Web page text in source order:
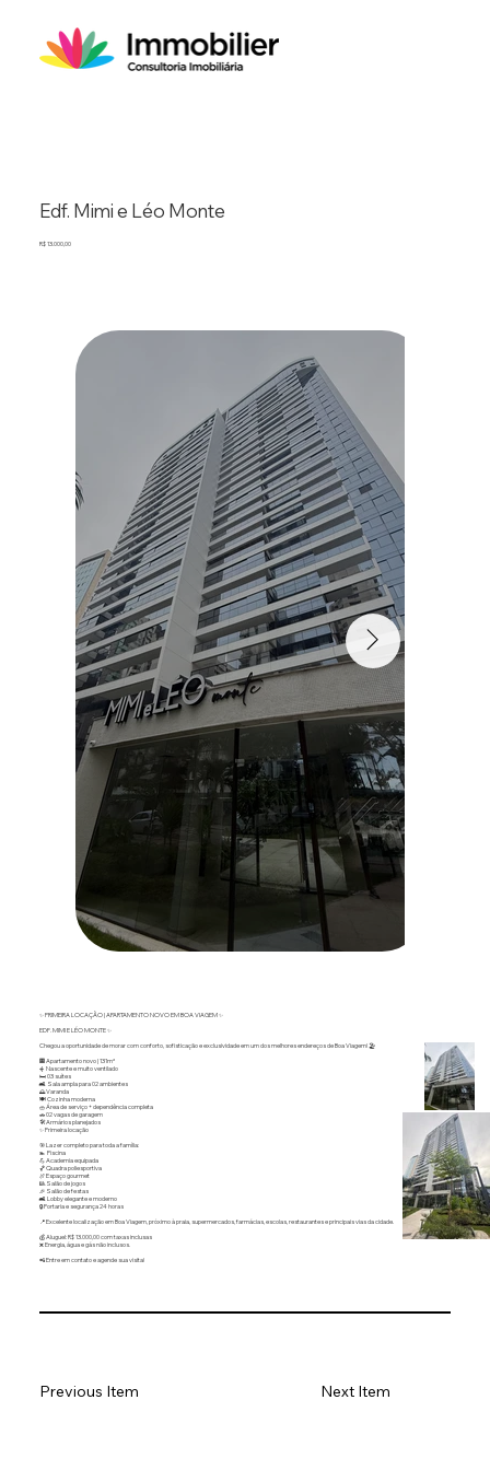
Edf. Mimi e Léo Monte
R$ 13.000,00
✨ PRIMEIRA LOCAÇÃO | APARTAMENTO NOVO EM BOA VIAGEM ✨
EDF. MIMI E LÉO MONTE ✨
Chegou a oportunidade de morar com conforto, sofisticação e exclusividade em um dos melhores endereços de Boa Viagem! 🏖️
🏢 Apartamento novo | 131m²
☀️ Nascente e muito ventilado
🛏️ 03 suítes
🛋️ Sala ampla para 02 ambientes
🌅 Varanda
🍽️ Cozinha moderna
🧺 Área de serviço + dependência completa
🚗 02 vagas de garagem
🛠️ Armários planejados
✨ Primeira locação
🎯 Lazer completo para toda a família:
🏊 Piscina
💪 Academia equipada
🏀 Quadra poliesportiva
🍖 Espaço gourmet
🎱 Salão de jogos
🎉 Salão de festas
🛋️ Lobby elegante e moderno
🔒 Portaria e segurança 24 horas
📍 Excelente localização em Boa Viagem, próximo à praia, supermercados, farmácias, escolas, restaurantes e principais vias da cidade.
💰 Aluguel: R$ 13.000,00 com taxas inclusas
❌ Energia, água e gás não inclusos.
📲 Entre em contato e agende sua visita!
Next Item
Previous Item